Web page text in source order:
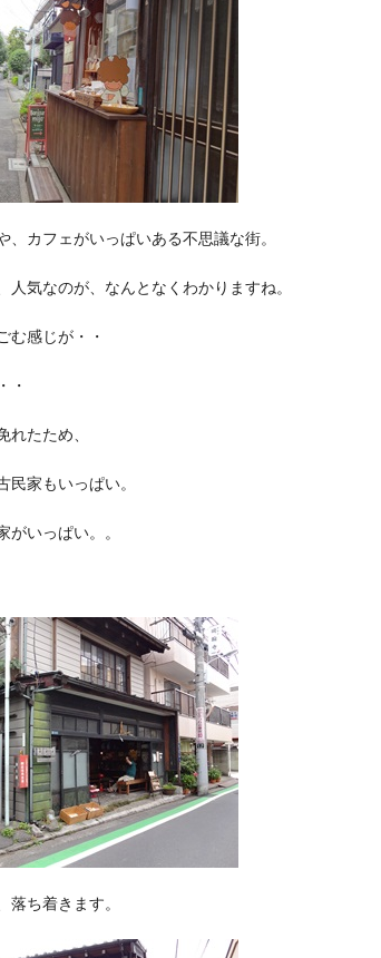
カフェがいっぱいある不思議な街。
気なのが、なんとなくわかりますね。
む感じが・・
・
たため、
家もいっぱい。
いっぱい。。
ち着きます。
、アパート経営の空室対策として、入居を促すリフ
賃貸の導入を研究するブログ。絶好調な特区民泊、
務取扱管理者、宅建等資格情報も。